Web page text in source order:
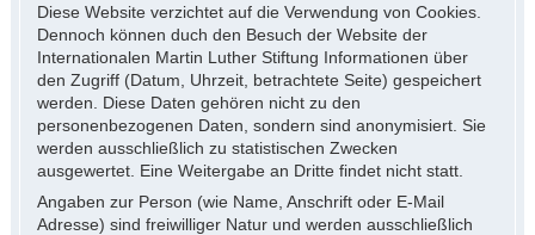
Diese Website verzichtet auf die Verwendung von Cookies.
Dennoch können duch den Besuch der Website der
Internationalen Martin Luther Stiftung Informationen über
den Zugriff (Datum, Uhrzeit, betrachtete Seite) gespeichert
werden. Diese Daten gehören nicht zu den
personenbezogenen Daten, sondern sind anonymisiert. Sie
werden ausschließlich zu statistischen Zwecken
ausgewertet. Eine Weitergabe an Dritte findet nicht statt.
Angaben zur Person (wie Name, Anschrift oder E-Mail
Adresse) sind freiwilliger Natur und werden ausschließlich